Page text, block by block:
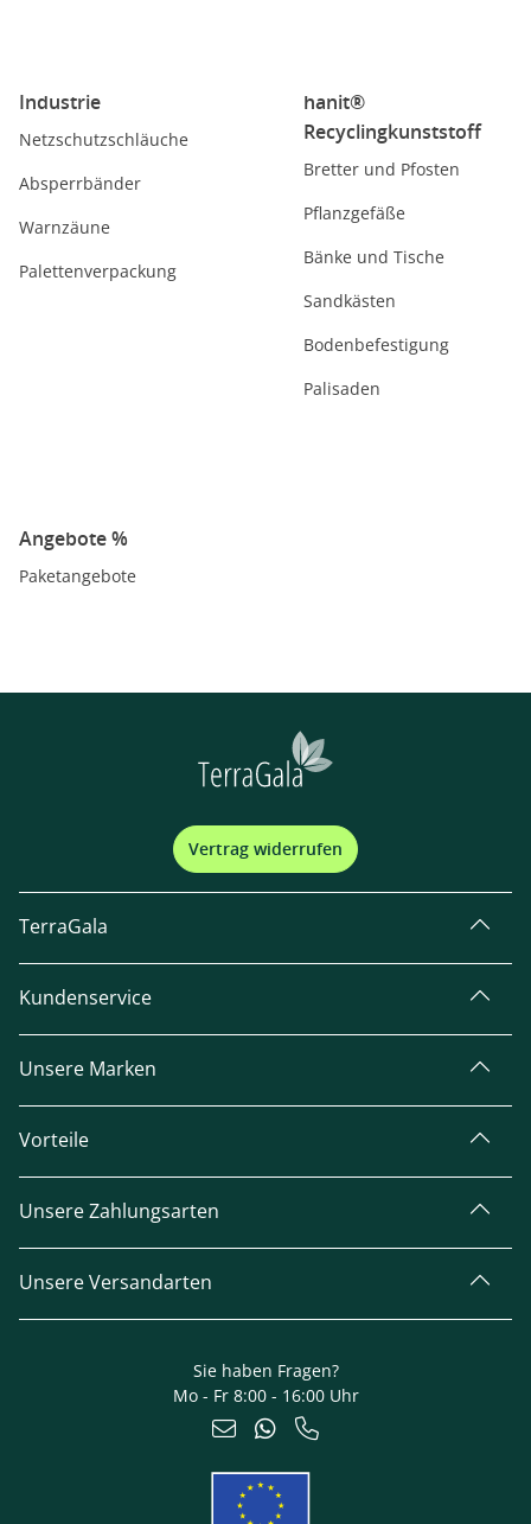
Industrie
Netzschutzschläuche
Absperrbänder
Warnzäune
Palettenverpackung
hanit®
Recyclingkunststoff
Bretter und Pfosten
Pflanzgefäße
Bänke und Tische
Sandkästen
Bodenbefestigung
Palisaden
Angebote %
Paketangebote
Vertrag widerrufen
TerraGala
Kundenservice
Unsere Marken
Vorteile
Unsere Zahlungsarten
Unsere Versandarten
Sie haben Fragen?
Mo - Fr 8:00 - 16:00 Uhr